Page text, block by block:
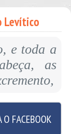
Levítico
e toda a
as
FACEBOOK